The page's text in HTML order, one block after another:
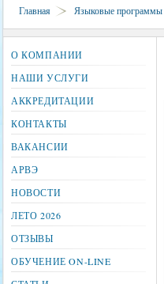
Главная Языковые программы
О КОМПАНИИ
НАШИ УСЛУГИ
АККРЕДИТАЦИИ
КОНТАКТЫ
ВАКАНСИИ
АРВЭ
НОВОСТИ
ЛЕТО 2026
ОТЗЫВЫ
ОБУЧЕНИЕ ON-LINE